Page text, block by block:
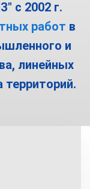
с 2002 г.
работ в
и
линейных
территорий.